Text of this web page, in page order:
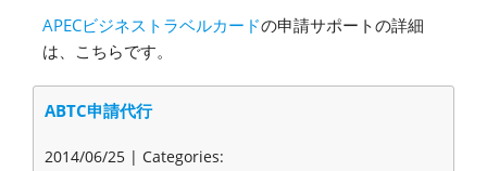
APECビジネストラベルカードの申請サポートの詳細
は、こちらです。
ABTC申請代行
2014/06/25 | Categories: